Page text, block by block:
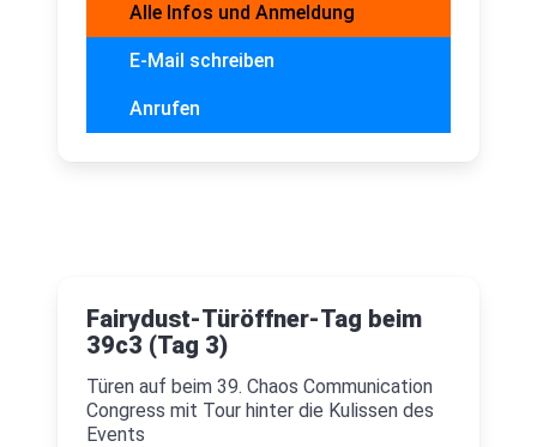
Alle Infos und Anmeldung
E-Mail schreiben
Anrufen
Fairydust-Türöffner-Tag beim
39c3 (Tag 3)
Türen auf beim 39. Chaos Communication
Congress mit Tour hinter die Kulissen des
Events